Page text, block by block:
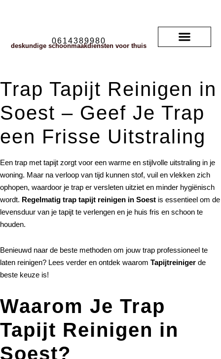
0614389980
deskundige schoonmaakdiensten voor thuis
Trap Tapijt Reinigen in
Soest – Geef Je Trap
een Frisse Uitstraling
Een trap met tapijt zorgt voor een warme en stijlvolle uitstraling in je
woning. Maar na verloop van tijd kunnen stof, vuil en vlekken zich
ophopen, waardoor je trap er versleten uitziet en minder hygiënisch
wordt. Regelmatig trap tapijt reinigen in Soest is essentieel om de
levensduur van je tapijt te verlengen en je huis fris en schoon te
houden.
Benieuwd naar de beste methoden om jouw trap professioneel te
laten reinigen? Lees verder en ontdek waarom Tapijtreiniger de
beste keuze is!
Waarom Je Trap
Tapijt Reinigen in
Soest?